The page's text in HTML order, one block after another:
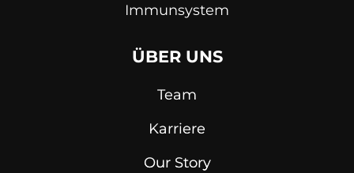
Immunsystem
ÜBER UNS
Team
Karriere
Our Story